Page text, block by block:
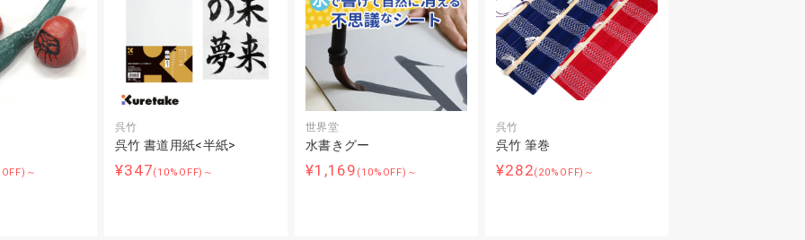
～
呉竹
呉竹 書道用紙<半紙>
¥347(10%OFF)～
世界堂
水書きグー
¥1,169 (10%OFF)～
呉竹
呉竹 筆巻
¥282(20%OFF)～